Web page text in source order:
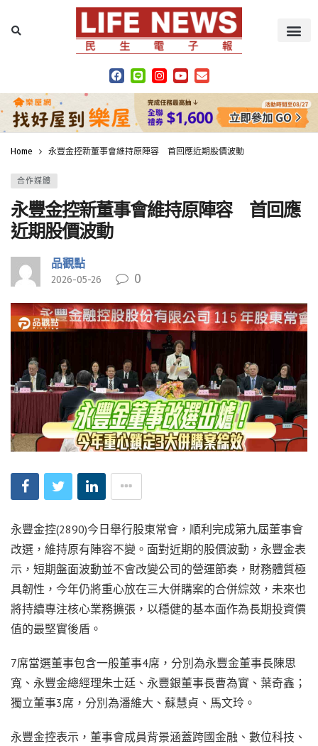
Home 永豐金控新董事會維持原陣容 首回應近期股價波動
合作媒體
永豐金控新董事會維持原陣容 首回應
近期股價波動
品觀點
2026-05-26 0
永豐金控(2890)今日舉行股東常會，順利完成第九屆董事會
改選，維持原有陣容不變。面對近期的股價波動，永豐金表
示，短期盤面波動並不會改變公司的營運節奏，財務體質極
具韌性，今年仍將重心放在三大併購案的合併綜效，未來也
將持續專注核心業務擴張，以穩健的基本面作為長期投資價
值的最堅實後盾。
7席當選董事包含一般董事4席，分別為永豐金董事長陳思
寬、永豐金總經理朱士廷、永豐銀董事長曹為實、葉奇鑫；
獨立董事3席，分別為潘維大、蘇慧貞、馬文玲。
永豐金控表示，董事會成員背景涵蓋跨國金融、數位科技、